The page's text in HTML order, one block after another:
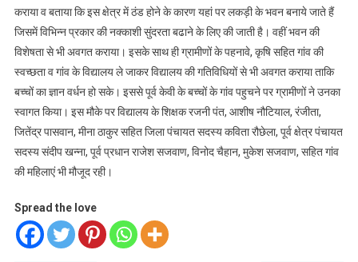
कराया व बताया कि इस क्षेत्र में ठंड होने के कारण यहां पर लकड़ी के भवन बनाये जाते हैं
जिसमें विभिन्न प्रकार की नक्काशी सुंदरता बढाने के लिए की जाती है। वहीं भवन की
विशेषता से भी अवगत कराया। इसके साथ ही ग्रामीणों के पहनावे, कृषि सहित गांव की
स्वच्छता व गांव के विद्यालय ले जाकर विद्यालय की गतिविधियों से भी अवगत कराया ताकि
बच्चों का ज्ञान वर्धन हो सके। इससे पूर्व केवी के बच्चों के गांव पहुचने पर ग्रामीणों ने उनका
स्वागत किया। इस मौके पर विद्यालय के शिक्षक रजनी पंत, आशीष नौटियाल, रंजीता,
जितेंद्र पासवान, मीना ठाकुर सहित जिला पंचायत सदस्य कविता रौछेला, पूर्व क्षेत्र पंचायत
सदस्य संदीप खन्ना, पूर्व प्रधान राजेश सजवाण, विनोद चैहान, मुकेश सजवाण, सहित गांव
की महिलाएं भी मौजूद रही।
Spread the love